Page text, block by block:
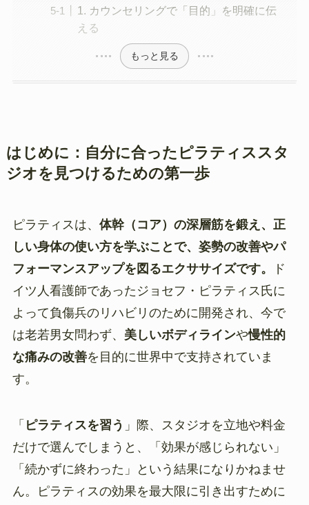
1. カウンセリングで「目的」を明確に伝
える
もっと見る
はじめに：自分に合ったピラティススタ
ジオを見つけるための第一歩
ピラティスは、 体幹（コア）の深層筋を鍛え、正
しい身体の使い方を学ぶことで、姿勢の改善やパ
フォーマンスアップを図るエクササイズです。
ド
イツ人看護師であったジョセフ・ピラティス氏に
よって負傷兵のリハビリのために開発され、今で
は老若男女問わず、 美しいボディラインや慢性的
な痛みの改善を目的に世界中で支持されていま
す。
「 ピラティスを習う 」際、スタジオを立地や料金
だけで選んでしまうと、「効果が感じられない」
「続かずに終わった」という結果になりかねませ
ん。ピラティスの効果を最大限に引き出すために